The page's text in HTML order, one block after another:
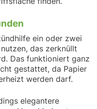
ein oder zwei
das zerknüllt
Das funktioniert ganz
gestattet, da Papier
werden darf.
elegantere